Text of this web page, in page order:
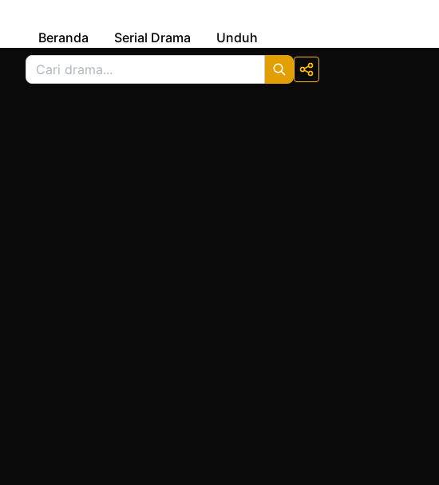
Beranda Serial Drama Unduh